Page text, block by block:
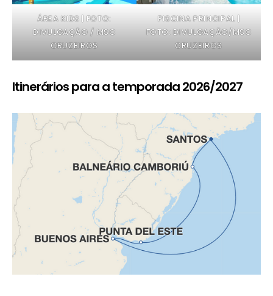
ÁREA KIDS | FOTO:
DIVULGAÇÃO / MSC
CRUZEIROS
PISCINA PRINCIPAL |
FOTO: DIVULGAÇÃO/MSC
CRUZEIROS
Itinerários para a temporada 2026/2027